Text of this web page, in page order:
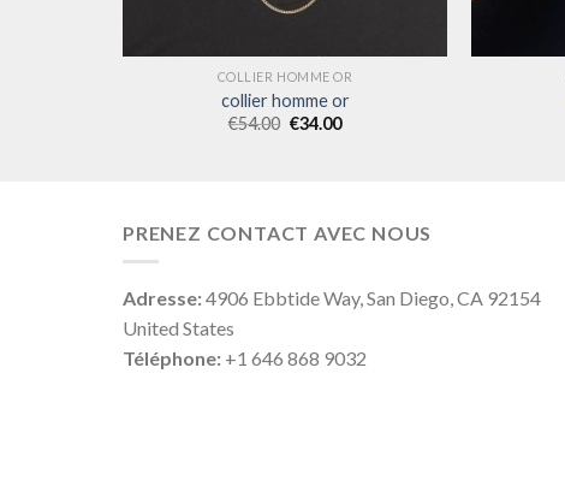
COLLIER HOMME OR
collier homme or
€54.00 €34.00
PRENEZ CONTACT AVEC NOUS
Adresse:4906 Ebbtide Way, San Diego, CA 92154
United States
Téléphone: +1 646 868 9032